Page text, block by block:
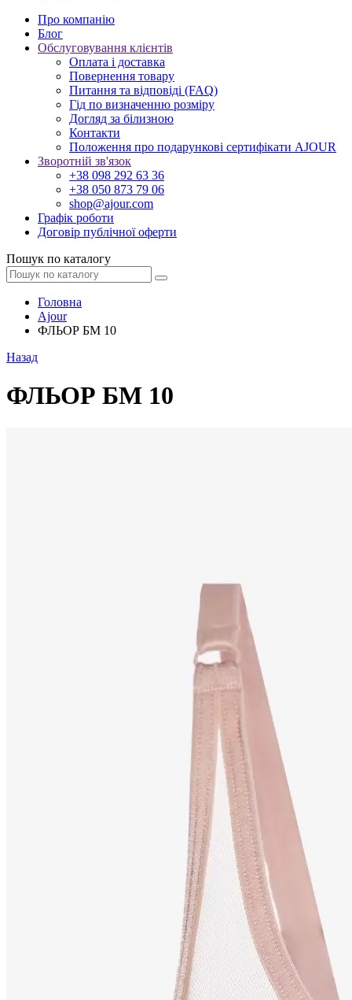
Про компанію
Блог
Обслуговування клієнтів
Оплата і доставка
Повернення товару
Питання та відповіді (FAQ)
Гід по визначенню розміру
Догляд за білизною
Контакти
Положення про подарункові сертифікати AJOUR
Зворотній зв'язок
+38 098 292 63 36
+38 050 873 79 06
shop@ajour.com
Графік роботи
Договір публічної оферти
Пошук по каталогу
Головна
Ajour
ФЛЬОР БМ 10
Назад
ФЛЬОР БМ 10